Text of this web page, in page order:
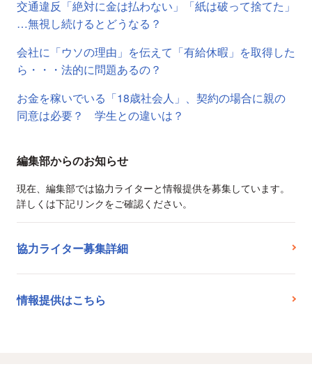
交通違反「絶対に金は払わない」「紙は破って捨てた」
…無視し続けるとどうなる？
会社に「ウソの理由」を伝えて「有給休暇」を取得した
ら・・・法的に問題あるの？
お金を稼いでいる「18歳社会人」、契約の場合に親の
同意は必要？ 学生との違いは？
編集部からのお知らせ
現在、編集部では協力ライターと情報提供を募集しています。
詳しくは下記リンクをご確認ください。
協力ライター募集詳細
情報提供はこちら